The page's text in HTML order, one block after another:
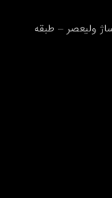
12 فروردین- پاساژ ولیعصر – طبقه